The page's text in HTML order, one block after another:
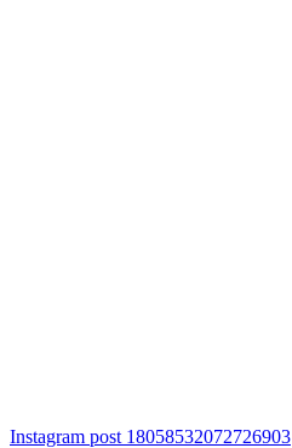
Instagram post 18058532072726903